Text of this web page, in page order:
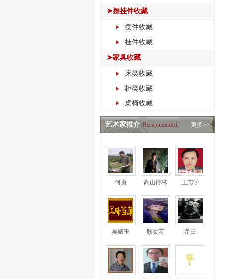
➤摆挂件收藏
摆件收藏
挂件收藏
➤家具收藏
床类收藏
柜类收藏
桌椅收藏
艺术家推介 Recommended 更多>>
何勇 高山得林 王志学
吴殿玉 耿文萃 岳田